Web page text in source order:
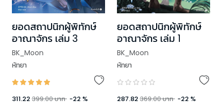
ยอดสถาปนิกผู้พิทักษ์
อาณาจักร เล่ม 3
BK_Moon
หัทยา
311.22 399.00บาท -22 %
ยอดสถาปนิกผู้พิทักษ์
อาณาจักร เล่ม 1
BK_Moon
หัทยา
287.82 369.00บาท -22 %